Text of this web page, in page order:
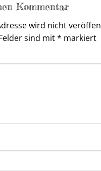
Kommentar
wird nicht
sind mit* markiert